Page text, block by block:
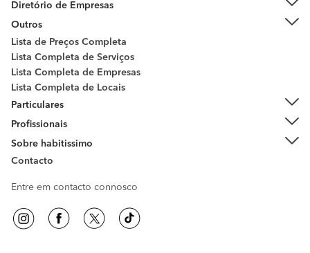
Diretório de Empresas
Outros
Lista de Preços Completa
Lista Completa de Serviços
Lista Completa de Empresas
Lista Completa de Locais
Particulares
Profissionais
Sobre habitissimo
Contacto
Entre em contacto connosco